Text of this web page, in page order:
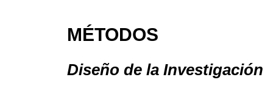
MÉTODOS
Diseño de la Investigación